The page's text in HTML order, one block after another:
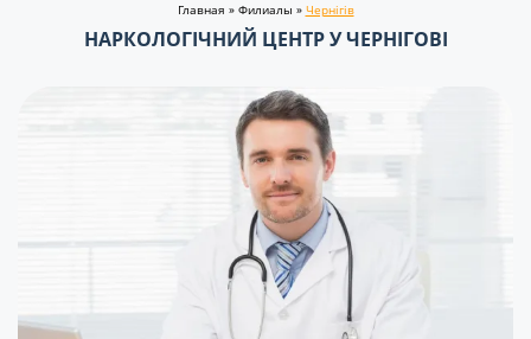
Главная » Филиалы » Чернігів
НАРКОЛОГІЧНИЙ ЦЕНТР У ЧЕРНІГОВІ